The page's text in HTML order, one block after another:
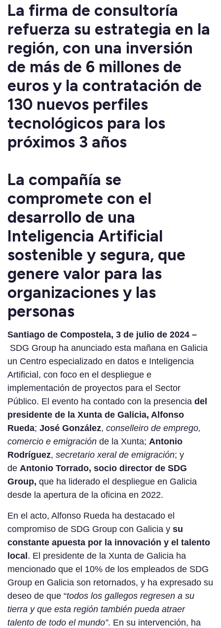
La firma de consultoría
refuerza su estrategia en la
región, con una inversión
de más de 6 millones de
euros y la contratación de
130 nuevos perfiles
tecnológicos para los
próximos 3 años
La compañía se
compromete con el
desarrollo de una
Inteligencia Artificial
sostenible y segura, que
genere valor para las
organizaciones y las
personas
Santiago de Compostela, 3 de julio de 2024 –
SDG Group ha anunciado esta mañana en Galicia
un Centro especializado en datos e Inteligencia
Artificial, con foco en el despliegue e
implementación de proyectos para el Sector
Público. El evento ha contado con la presencia del
presidente de la Xunta de Galicia, Alfonso
Rueda; José González, conselleiro de emprego,
comercio e emigración de la Xunta; Antonio
Rodríguez, secretario xeral de emigración; y
de Antonio Torrado, socio director de SDG
Group, que ha liderado el despliegue en Galicia
desde la apertura de la oficina en 2022.
En el acto, Alfonso Rueda ha destacado el
compromiso de SDG Group con Galicia y su
constante apuesta por la innovación y el talento
local. El presidente de la Xunta de Galicia ha
mencionado que el 10% de los empleados de SDG
Group en Galicia son retornados, y ha expresado su
deseo de que “todos los gallegos regresen a su
tierra y que esta región también pueda atraer
talento de todo el mundo”. En su intervención, ha